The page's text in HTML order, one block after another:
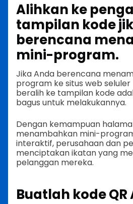
Alihkan ke
tampilan kode
berencana
mini-program.
Jika Anda berencana
program ke situs web seluler
beralih ke tampilan kode
bagus untuk melakukannya.
Dengan kemampuan
menambahkan mini-
interaktif, perusahaan dan
menciptakan ikatan yang
pelanggan mereka.
Buatlah kode QR